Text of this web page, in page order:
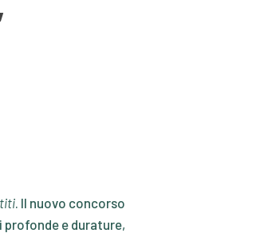
. Il nuovo concorso
profonde e durature,